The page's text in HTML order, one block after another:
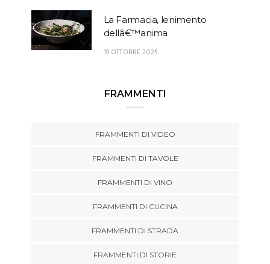
La Farmacia, lenimento
dellâ€™anima
19 OTTOBRE 2025
FRAMMENTI
FRAMMENTI DI VIDEO
FRAMMENTI DI TAVOLE
FRAMMENTI DI VINO
FRAMMENTI DI CUCINA
FRAMMENTI DI STRADA
FRAMMENTI DI STORIE